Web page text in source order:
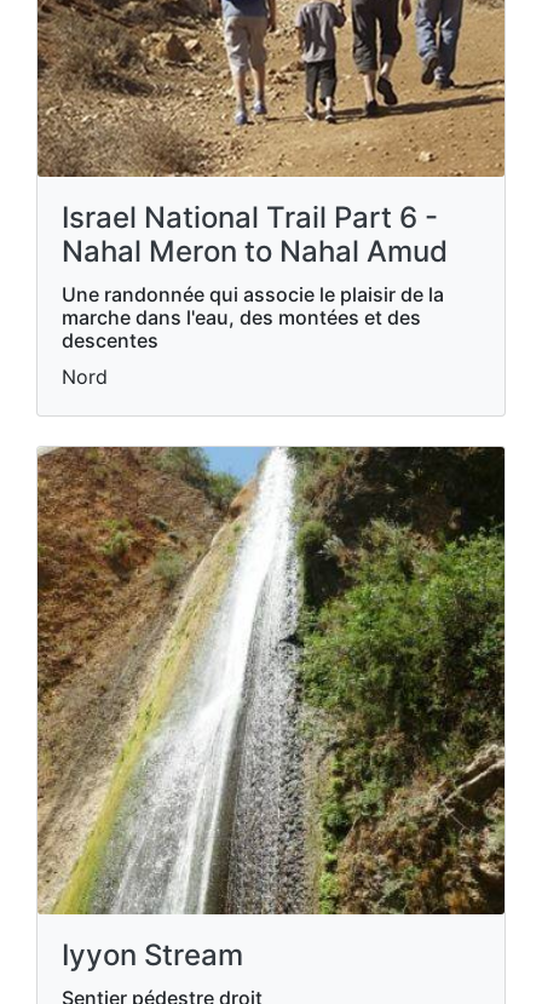
Israel National Trail Part 6 -
Nahal Meron to Nahal Amud
Une randonnée qui associe le plaisir de la
marche dans l'eau, des montées et des
descentes
Nord
Iyyon Stream
Sentier pédestre droit